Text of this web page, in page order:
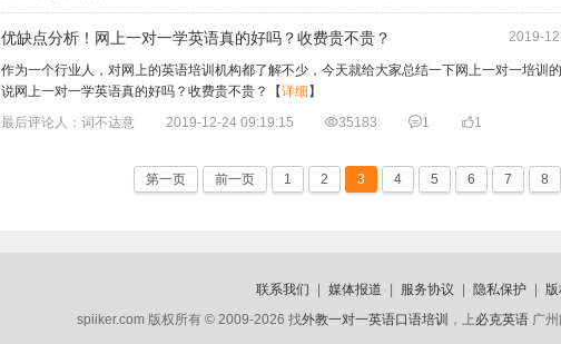
优缺点分析！网上一对一学英语真的好吗？收费贵不贵？ 2019-
作为一个行业人，对网上的英语培训机构都了解不少，今天就给大家总结一下网上一对一培训
说网上一对一学英语真的好吗？收费贵不贵？
【详细 】
最后评论人：词不达意
2019-12-24 09:19:15 35183 1 1
第一页 前一页 1 2 3 4 5 6 7 8
联系我们 媒体报道 服务协议 隐私保护
spiiker.com 版权所有 © 2009-2026 找外教一对一英语口语培训 ，上必克英语 广